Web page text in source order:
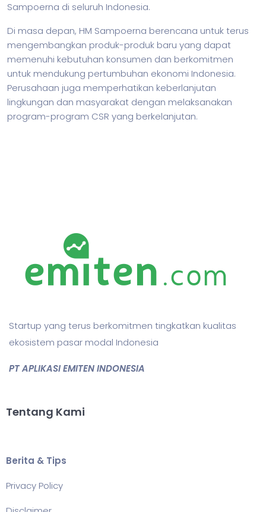
Sampoerna di seluruh Indonesia.
Di masa depan, HM Sampoerna berencana untuk terus
mengembangkan produk-produk baru yang dapat
memenuhi kebutuhan konsumen dan berkomitmen
untuk mendukung pertumbuhan ekonomi Indonesia.
Perusahaan juga memperhatikan keberlanjutan
lingkungan dan masyarakat dengan melaksanakan
program-program CSR yang berkelanjutan.
Startup yang terus berkomitmen tingkatkan kualitas
ekosistem pasar modal Indonesia
PT APLIKASI EMITEN INDONESIA
Tentang Kami
Berita & Tips
Privacy Policy